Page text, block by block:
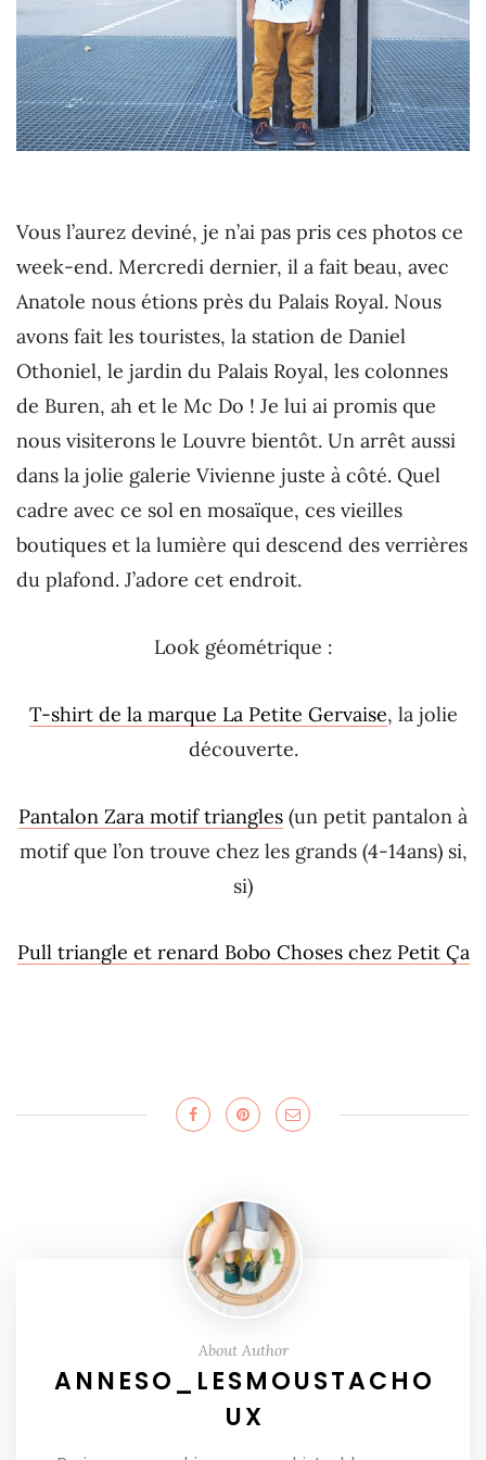
Vous l’aurez deviné, je n’ai pas pris ces photos ce
week-end. Mercredi dernier, il a fait beau, avec
Anatole nous étions près du Palais Royal. Nous
avons fait les touristes, la station de Daniel
Othoniel, le jardin du Palais Royal, les colonnes
de Buren, ah et le Mc Do ! Je lui ai promis que
nous visiterons le Louvre bientôt. Un arrêt aussi
dans la jolie galerie Vivienne juste à côté. Quel
cadre avec ce sol en mosaïque, ces vieilles
boutiques et la lumière qui descend des verrières
du plafond. J’adore cet endroit.
Look géométrique :
T-shirt de la marque La Petite Gervaise, la jolie
découverte.
Pantalon Zara motif triangles (un petit pantalon à
motif que l’on trouve chez les grands (4-14ans) si,
si)
Pull triangle et renard Bobo Choses chez Petit Ça
About Author
ANNESO_LESMOUSTACHO
UX